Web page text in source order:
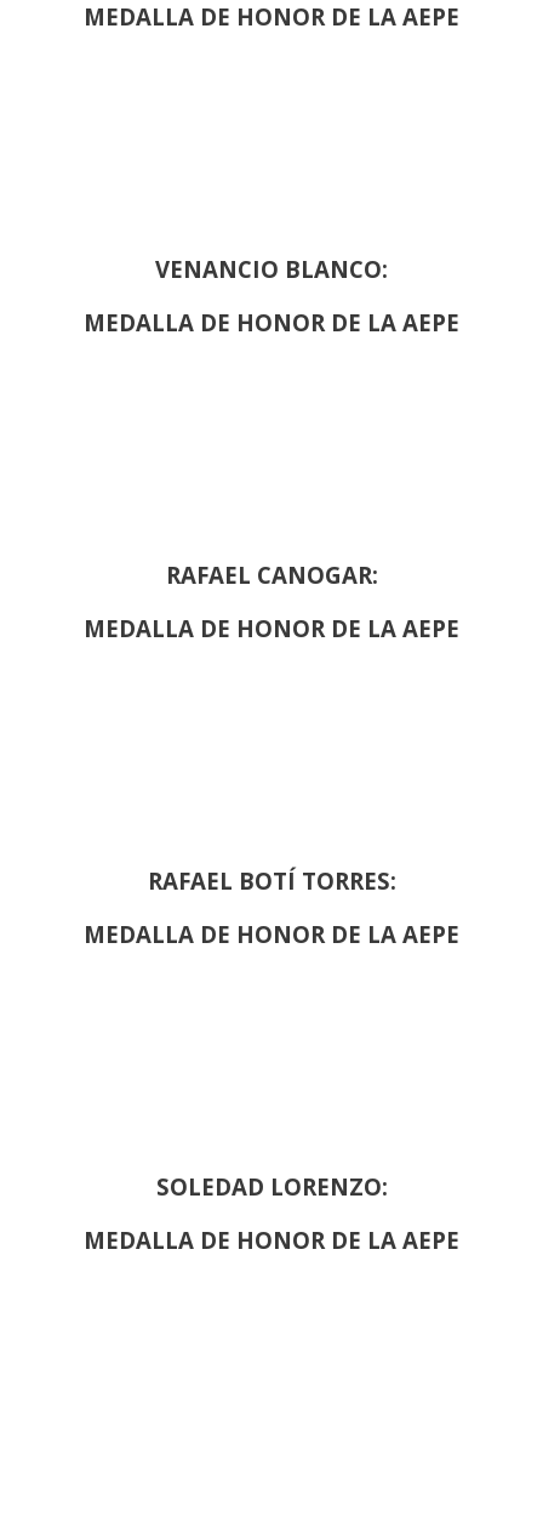
MEDALLA DE HONOR DE LA AEPE
VENANCIO BLANCO:
MEDALLA DE HONOR DE LA AEPE
RAFAEL CANOGAR:
MEDALLA DE HONOR DE LA AEPE
RAFAEL BOTÍ TORRES:
MEDALLA DE HONOR DE LA AEPE
SOLEDAD LORENZO:
MEDALLA DE HONOR DE LA AEPE